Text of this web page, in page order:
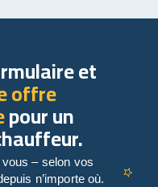
et
offre
pour un
– selon vos
n’importe où.